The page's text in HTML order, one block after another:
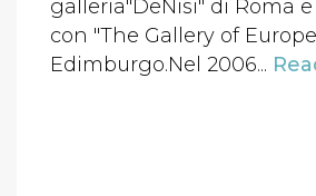
galleria"DeNisi" di Roma
con "The Gallery of
Edimburgo.Nel 2006...